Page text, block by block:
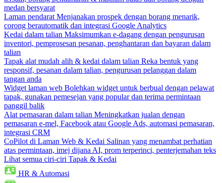
medan bersyarat
Laman pendarat Menjanakan prospek dengan borang menarik,
corong berautomatik dan integrasi Google Analytics
Kedai dalam talian Maksimumkan e-dagang dengan pengurusan
inventori, pemprosesan pesanan, penghantaran dan bayaran dalam
talian
Tapak alat mudah alih & kedai dalam talian Reka bentuk yang
responsif, pesanan dalam talian, pengurusan pelanggan dalam
tangan anda
Widget laman web Bolehkan widget untuk berbual dengan pelawat
tapak, gunakan pemesejan yang popular dan terima permintaan
panggil balik
Alat pemasaran dalam talian Meningkatkan jualan dengan
pemasaran e-mel, Facebook atau Google Ads, automasi pemasaran,
integrasi CRM
CoPilot di Laman Web & Kedai Salinan yang menambat perhatian
atas permintaan, imej dijana AI, prom terperinci, penterjemahan teks
Lihat semua ciri-ciri Tapak & Kedai
HR & Automasi